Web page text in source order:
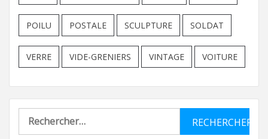
POILU POSTALE SCULPTURE SOLDAT
VERRE VIDE-GRENIERS VINTAGE VOITURE
Rechercher :